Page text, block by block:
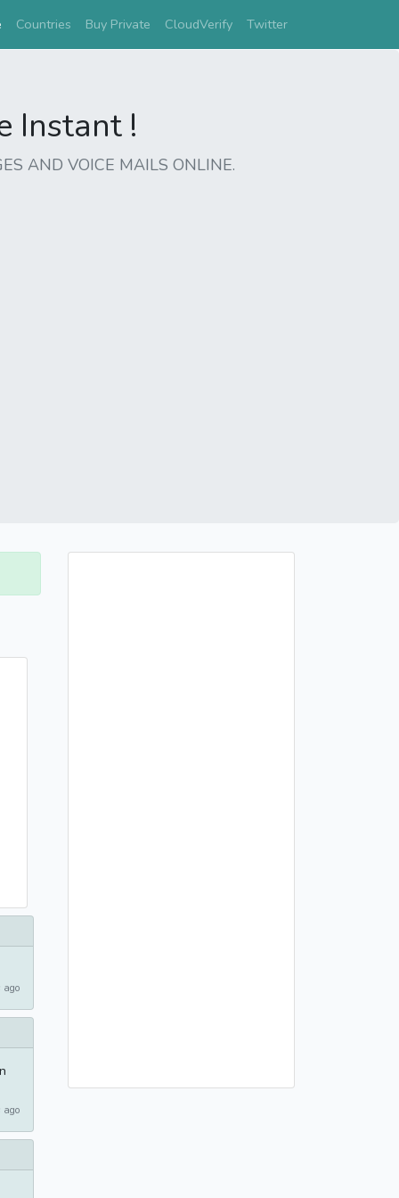
(current)
Countries Buy Private CloudVerify Twitter
Instant !
AND VOICE MAILS ONLINE.